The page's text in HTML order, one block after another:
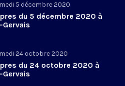
5 décembre 2020
du 5 décembre 2020 à
Gervais
24 octobre 2020
du 24 octobre 2020 à
Gervais